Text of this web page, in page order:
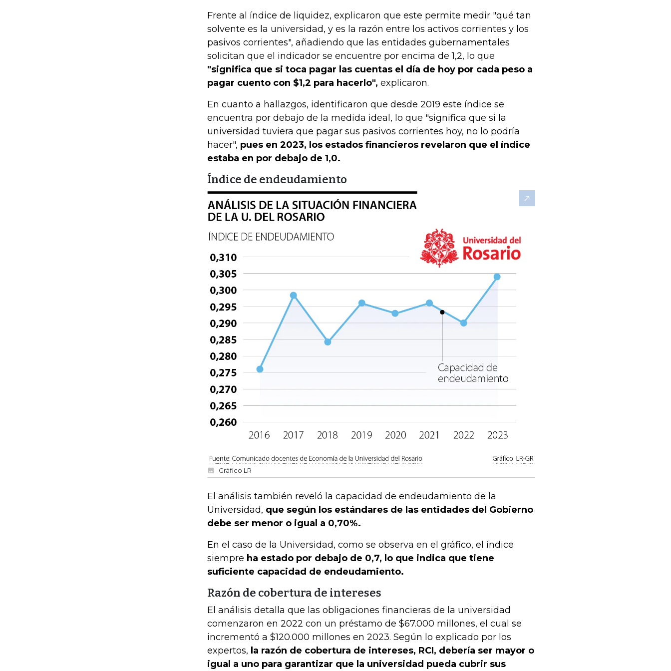
Frente al índice de liquidez, explicaron que este permite medir "qué tan
solvente es la universidad, y es la razón entre los activos corrientes y los
pasivos corrientes", añadiendo que las entidades gubernamentales
solicitan que el indicador se encuentre por encima de 1,2, lo que
"significa que si toca pagar las cuentas el día de hoy por cada peso a
pagar cuento con $1,2 para hacerlo", explicaron.
En cuanto a hallazgos, identificaron que desde 2019 este índice se
encuentra por debajo de la medida ideal, lo que "significa que si la
universidad tuviera que pagar sus pasivos corrientes hoy, no lo podría
hacer", pues en 2023, los estados financieros revelaron que el índice
estaba en por debajo de 1,0.
Índice de endeudamiento
Gráfico LR
El análisis también reveló la capacidad de endeudamiento de la
Universidad, que según los estándares de las entidades del Gobierno
debe ser menor o igual a 0,70%.
En el caso de la Universidad, como se observa en el gráfico, el índice
siempre ha estado por debajo de 0,7, lo que indica que tiene
suficiente capacidad de endeudamiento.
Razón de cobertura de intereses
El análisis detalla que las obligaciones financieras de la universidad
comenzaron en 2022 con un préstamo de $67.000 millones, el cual se
incrementó a $120.000 millones en 2023. Según lo explicado por los
expertos, la razón de cobertura de intereses, RCI, debería ser mayor o
igual a uno para garantizar que la universidad pueda cubrir sus